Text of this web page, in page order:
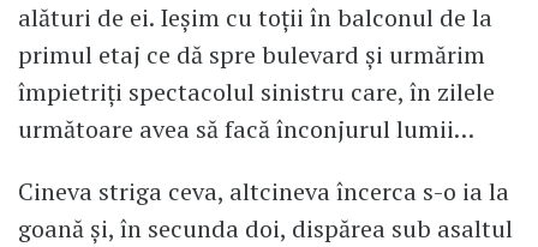
alături de ei. Ieșim cu toții în balconul de la
primul etaj ce dă spre bulevard și urmărim
împietriți spectacolul sinistru care, în zilele
următoare avea să facă înconjurul lumii…
Cineva striga ceva, altcineva încerca s-o ia la
goană și, în secunda doi, dispărea sub asaltul